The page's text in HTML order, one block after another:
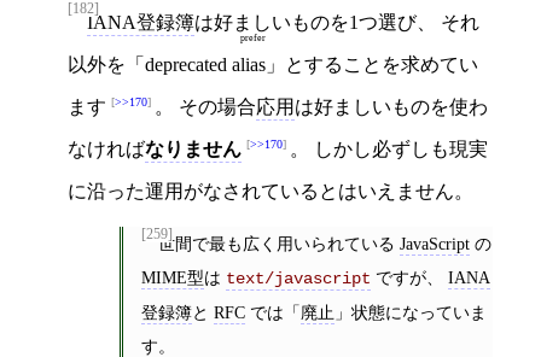
[182]
IANA登録簿は好ましい
prefer
ものを1つ選び、 それ
以外を「deprecated alias」とすることを求めてい
ます >>170 。 その場合応用 は好ましいものを使わ
なければなりません >>170 。 しかし必ずしも現実
に沿った運用がなされているとはいえません。
[259]世間で最も広く用いられている JavaScriptの
MIME型は text/javascript ですが、 IANA
登録簿と RFCでは「廃止 」状態になっていま
す。